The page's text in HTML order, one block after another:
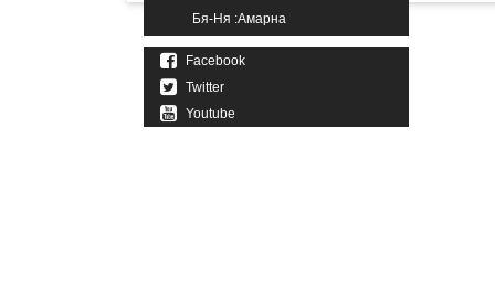
Бя-Ня :Амарна
Facebook
Twitter
Youtube